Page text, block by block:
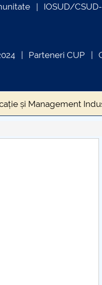
IOSUD/
Parteneri CUP
și Management